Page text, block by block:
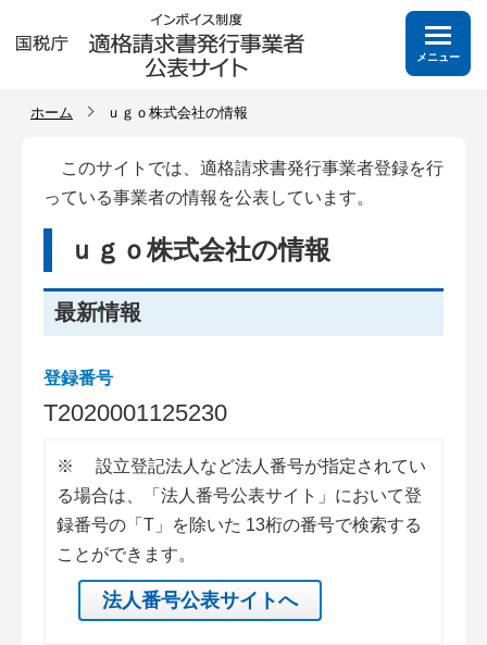
メニュー
ホーム ｕｇｏ株式会社の情報
このサイトでは、適格請求書発行事業者登録を行
っている事業者の情報を公表しています。
ｕｇｏ株式会社の情報
最新情報
登録番号
T2020001125230
※
設立登記法人など法人番号が指定されてい
る場合は、「法人番号公表サイト」において登
録番号の「T」を除いた 13桁の番号で検索する
ことができます。
法人番号公表サイトへ